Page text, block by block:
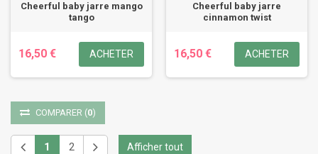
Cheerful baby jarre mango
tango
16,50 € ACHETER
Cheerful baby jarre
cinnamon twist
16,50 € ACHETER
COMPARER (0)
1 2 Afficher tout